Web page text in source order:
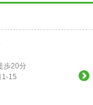
歩20分
1-15